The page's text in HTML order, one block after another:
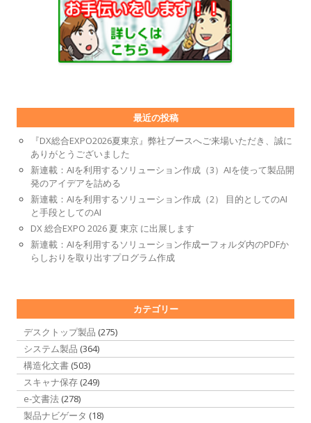
最近の投稿
『DX総合EXPO2026夏東京』弊社ブースへご来場いただき、誠に
ありがとうございました
新連載：AIを利用するソリューション作成（3）AIを使って製品開
発のアイデアを詰める
新連載：AIを利用するソリューション作成（2） 目的としてのAI
と手段としてのAI
DX 総合EXPO 2026 夏 東京 に出展します
新連載：AIを利用するソリューション作成ーフォルダ内のPDFか
らしおりを取り出すプログラム作成
カテゴリー
デスクトップ製品 (275)
システム製品 (364)
構造化文書 (503)
スキャナ保存 (249)
e-文書法 (278)
製品ナビゲータ (18)